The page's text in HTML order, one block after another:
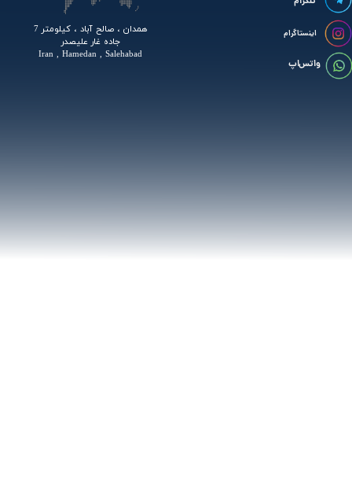
همدان ، صالح آباد ، کیلومتر 7
جاده غار علیصدر
Iran , Hamedan , Salehabad
اینستاگرام
واتس اپ